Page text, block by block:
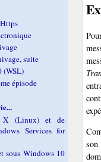
son
suite
(WSL)
épisode
X (Linux) et de
Services for
sous Windows 10